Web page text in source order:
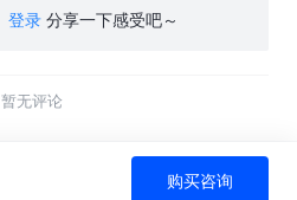
登录 分享一下感受吧～
暂无评论
购买咨询